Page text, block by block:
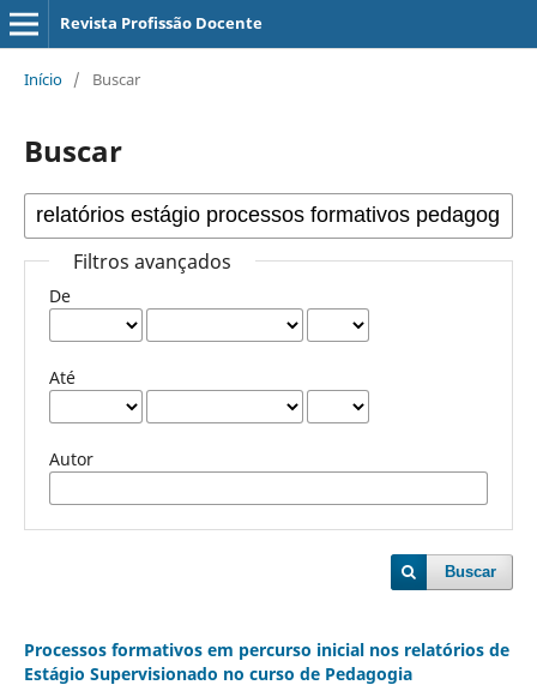
Revista Profissão Docente
Início / Buscar
Buscar
Filtros avançados
De
Até
Autor
Buscar
Processos formativos em percurso inicial nos relatórios de
Estágio Supervisionado no curso de Pedagogia